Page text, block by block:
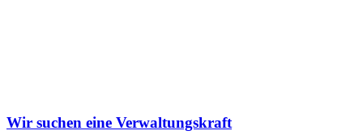
Wir suchen eine Verwaltungskraft